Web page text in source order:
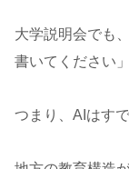
大学説明会でも
書いてください
つまり、AIはす